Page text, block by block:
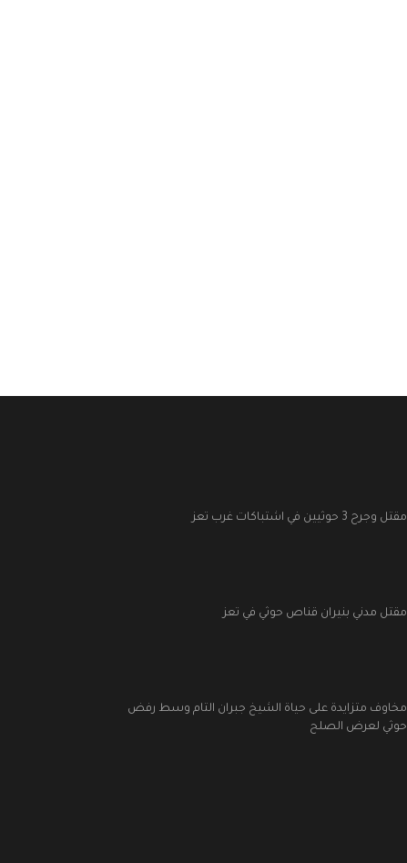
مقتل وجرح 3 حوثيين في اشتباكات غرب تعز
مقتل مدني بنيران قناص حوثي في تعز
مخاوف متزايدة على حياة الشيخ جبران التام وسط رفض
حوثي لعرض الصلح